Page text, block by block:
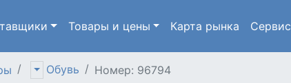
Товары и цены Карта рынка Сервис
Обувь Номер: 96794